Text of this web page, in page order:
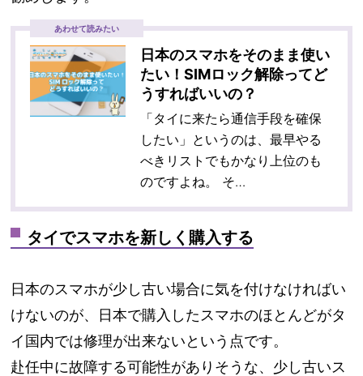
あわせて読みたい
日本のスマホをそのまま使い
たい！SIMロック解除ってど
うすればいいの？
「タイに来たら通信手段を確保
したい」というのは、最早やる
べきリストでもかなり上位のも
のですよね。 そ…
タイでスマホを新しく購入する
日本のスマホが少し古い場合に気を付けなければい
けないのが、日本で購入したスマホのほとんどがタ
イ国内では修理が出来ないという点です。
赴任中に故障する可能性がありそうな、少し古いス